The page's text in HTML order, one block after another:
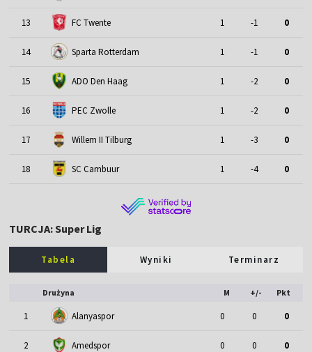
13 FC Twente 1 -1 0
14 Sparta Rotterdam 1 -1 0
15 ADO Den Haag 1 -2 0
16 PEC Zwolle 1 -2 0
17 Willem II Tilburg 1 -3 0
18 SC Cambuur 1 -4 0
TURCJA: Super Lig
Tabela Wyniki Terminarz
Drużyna M +/- Pkt
1 Alanyaspor 0 0 0
2 Amedspor 0 0 0